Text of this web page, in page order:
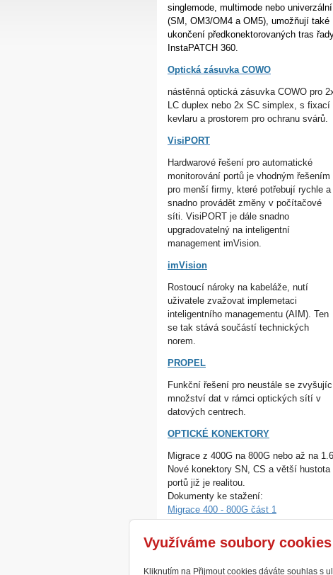
singlemode, multimode nebo univerzální
(SM, OM3/OM4 a OM5), umožňují také
ukončení předkonektorovaných tras
InstaPATCH 360.
Optická zásuvka COWO
nástěnná optická zásuvka COWO pro
LC duplex nebo 2x SC simplex, s fixací
kevlaru a prostorem pro ochranu svárů.
VisiPORT
Hardwarové řešení pro automatické
monitorování portů je vhodným řešením
pro menší firmy, které potřebují rychle a
snadno provádět změny v počítačové
síti. VisiPORT je dále snadno
upgradovatelný na inteligentní
management imVision.
imVision
Rostoucí nároky na kabeláže, nutí
uživatele zvažovat implemetaci
inteligentního managementu (AIM). Ten
se tak stává součástí technických
norem.
PROPEL
Funkční řešení pro neustále se
množství dat v rámci optických sítí v
datových centrech.
OPTICKÉ KONEKTORY
Migrace z 400G na 800G nebo až na
Nové konektory SN, CS a větší hustota
portů již je realitou.
Dokumenty ke stažení:
Migrace 400 - 800G část 1
Migrace 400 - 800G část 2
Využíváme soubory cookies
Kliknutím na Přijmout cookies dáváte souhlas s